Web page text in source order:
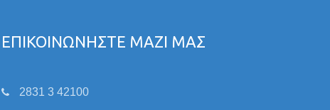
ΕΠΙΚΟΙΝΩΝΗΣΤΕ ΜΑΖΙ ΜΑΣ
2831 3 42100